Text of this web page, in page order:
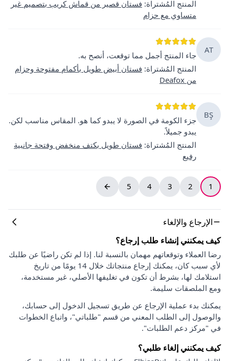
المنتج المُشتراة: فستان قصير من قماش كريب بتصميم غير
متساوي مع حزام
AT
جاء المنتج أجمل مما توقعت، أنصح به.
المنتج المُشتراة: فستان أبيض طويل بأكمام مفتوحة وحزام
من Deafox
BŞ
جزء الكومة في الصورة لا يبدو كما هو. المقاس مناسب لكن.
يبدو جميلاً.
المنتج المُشتراة: فستان طويل بكتف منخفض وفتحة جانبية
رفيع
1
2
3
4
5
الإرجاع والإلغاء
كيف يمكنني إنشاء طلب إرجاع؟
رضا العملاء وتوقعاتهم مهمان بالنسبة لنا. إذا لم تكن راضيًا عن طلبك
لأي سبب كان، يمكنك إرجاع منتجاتك خلال 14 يومًا من تاريخ
استلامك لها، بشرط أن تكون في تغليفها الأصلي، غير مستخدمة،
ومع الملصقات سليمة.
يمكنك بدء عملية الإرجاع عن طريق تسجيل الدخول إلى حسابك،
والوصول إلى الطلب المعني من قسم "طلباتي"، واتباع الخطوات
في "مركز دعم الطلبات".
كيف يمكنني إلغاء طلبي؟